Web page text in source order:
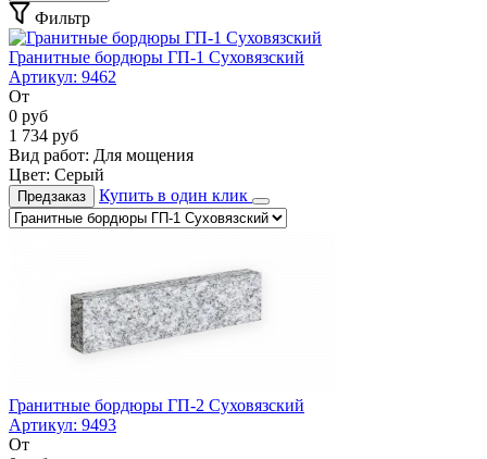
Фильтр
Гранитные бордюры ГП-1 Суховязский
Артикул: 9462
От
0 руб
1 734 руб
Вид работ: Для мощения
Цвет: Серый
Предзаказ Купить в один клик
Гранитные бордюры ГП-2 Суховязский
Артикул: 9493
От